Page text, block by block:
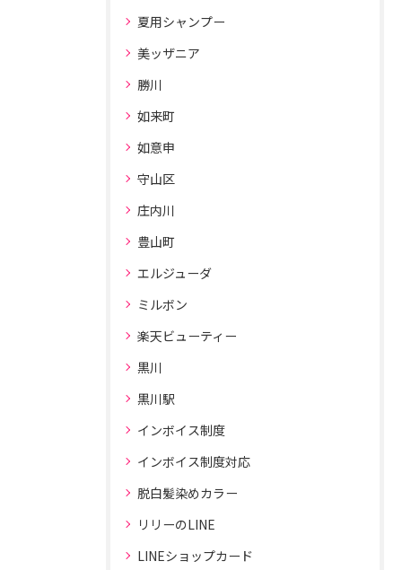
夏用シャンプー
美ッザニア
勝川
如来町
如意申
守山区
庄内川
豊山町
エルジューダ
ミルボン
楽天ビューティー
黒川
黒川駅
インボイス制度
インボイス制度対応
脱白髪染めカラー
リリーのLINE
LINEショップカード